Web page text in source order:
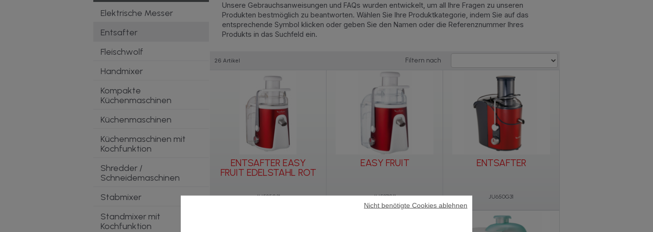
Elektrische Messer
Entsafter
Fleischwolf
Handmixer
Kompakte
Küchenmaschinen
Küchenmaschinen
Küchenmaschinen mit
Kochfunktion
Shredder /
Schneidemaschinen
Stabmixer
Standmixer mit
Kochfunktion
Unsere Gebrauchsanweisungen und FAQs wurden entwickelt, um all Ihre Fragen zu unseren
Produkten bestmöglich zu beantworten. Wählen Sie Ihre Produktkategorie, indem Sie auf das
entsprechende Symbol klicken oder geben Sie den Namen oder die Referenznummer Ihres
Produkts in das Suchfeld ein.
Filtern nach
26 Artikel
ENTSAFTER EASY
FRUIT EDELSTAHL ROT
JU585G31
EASY FRUIT
JU587G11
ENTSAFTER
JU650G31
Nicht benötigte Cookies ablehnen